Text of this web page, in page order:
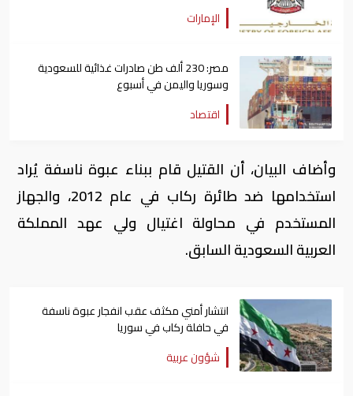
الإمارات
مصر: 230 ألف طن صادرات غذائية للسعودية
وسوريا واليمن في أسبوع
اقتصاد
وأضاف البيان، أن القتيل قام ببناء عبوة ناسفة يُراد
استخدامها ضد طائرة ركاب في عام 2012، والجهاز
المستخدم في محاولة اغتيال ولي عهد المملكة
العربية السعودية السابق.
انتشار أمني مكثف عقب انفجار عبوة ناسفة
في حافلة ركاب في سوريا
شؤون عربية